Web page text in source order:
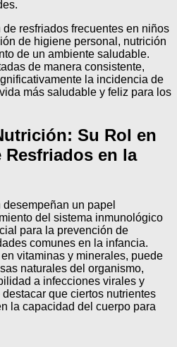
resfriados frecuentes en niños
de higiene personal, nutrición
de un ambiente saludable.
de manera consistente,
la incidencia de
más saludable y feliz para los
Su Rol en
Resfriados en la
un papel
del sistema inmunológico
para la prevención de
comunes en la infancia.
vitaminas y minerales, puede
naturales del organismo,
a infecciones virales y
que ciertos nutrientes
la capacidad del cuerpo para